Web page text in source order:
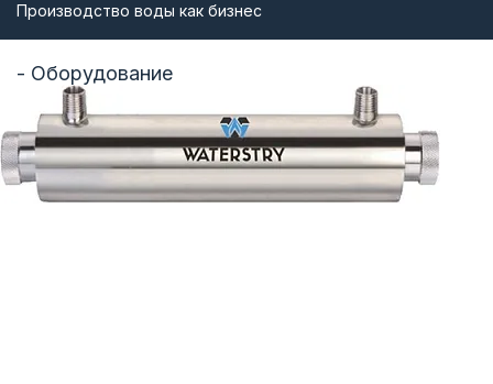
Производство воды как бизнес
- Оборудование